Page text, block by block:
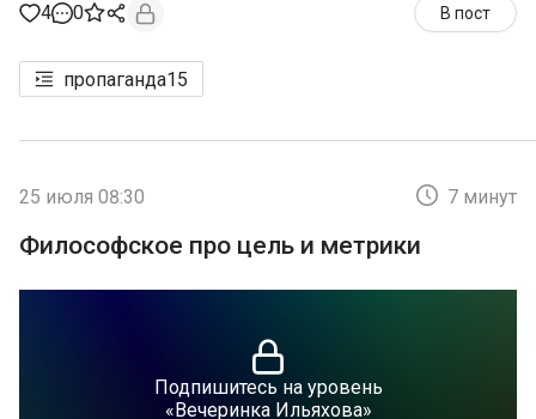
4 0 В пост
пропаганда15
25 июля 08:30 7 минут
Философское про цель и метрики
Подпишитесь на уровень
«Вечеринка Ильяхова»